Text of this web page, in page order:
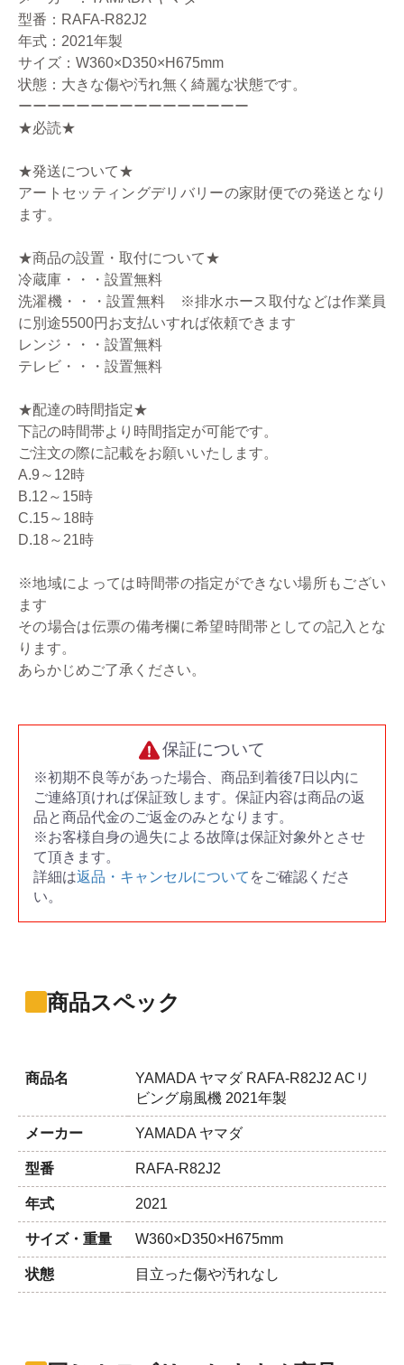
型番：RAFA-R82J2
年式：2021年製
サイズ：W360×D350×H675mm
状態：大きな傷や汚れ無く綺麗な状態です。
ーーーーーーーーーーーーーーーー
★必読★
★発送について★
アートセッティングデリバリーの家財便での発送となり
ます。
★商品の設置・取付について★
冷蔵庫・・・設置無料
洗濯機・・・設置無料 ※排水ホース取付などは作業員
に別途5500円お支払いすれば依頼できます
レンジ・・・設置無料
テレビ・・・設置無料
★配達の時間指定★
下記の時間帯より時間指定が可能です。
ご注文の際に記載をお願いいたします。
A.9～12時
B.12～15時
C.15～18時
D.18～21時
※地域によっては時間帯の指定ができない場所もござい
ます
その場合は伝票の備考欄に希望時間帯としての記入とな
ります。
あらかじめご了承ください。
保証について
※初期不良等があった場合、商品到着後7日以内に
ご連絡頂ければ保証致します。保証内容は商品の返
品と商品代金のご返金のみとなります。
※お客様自身の過失による故障は保証対象外とさせ
て頂きます。
詳細は返品・キャンセルについて をご確認くださ
い。
商品スペック
商品名
YAMADA ヤマダ RAFA-R82J2 ACリ
ビング扇風機 2021年製
メーカー YAMADA ヤマダ
型番 RAFA-R82J2
年式 2021
サイズ・重量 W360×D350×H675mm
状態 目立った傷や汚れなし